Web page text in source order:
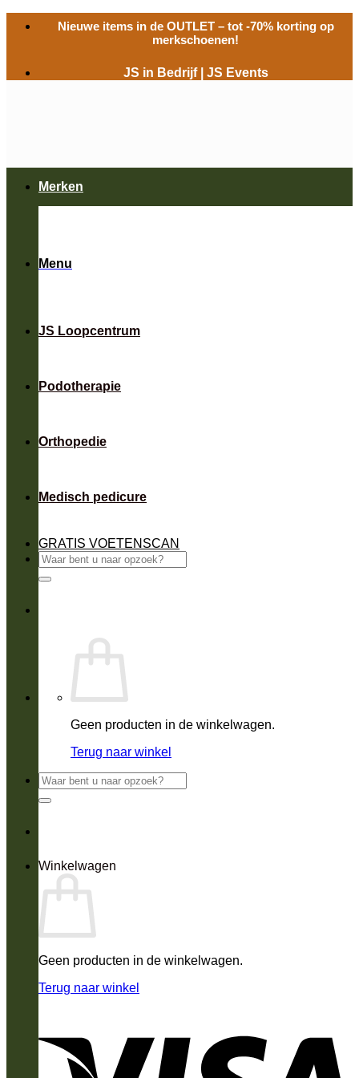
naar
Nieuwe items in de OUTLET– tot -70% korting op
merkschoenen!
JS in Bedrijf JS Events
Menu
JS Loopcentrum
Podotherapie
Orthopedie
Medisch pedicure
GRATIS VOETENSCAN
Zoeken
naar:
Geen producten in de winkelwagen.
Terug naar winkel
Zoeken
naar:
Winkelwagen
Geen producten in de winkelwagen.
Terug naar winkel
Merken